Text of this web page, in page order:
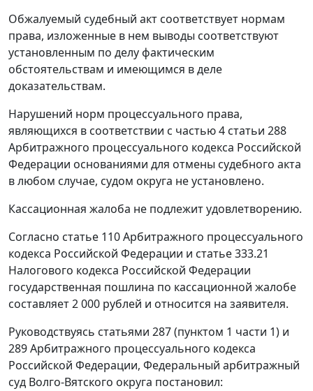
Обжалуемый судебный акт соответствует нормам
права, изложенные в нем выводы соответствуют
установленным по делу фактическим
обстоятельствам и имеющимся в деле
доказательствам.
Нарушений норм процессуального права,
являющихся в соответствии с частью 4 статьи 288
Арбитражного процессуального кодекса Российской
Федерации основаниями для отмены судебного акта
в любом случае, судом округа не установлено.
Кассационная жалоба не подлежит удовлетворению.
Согласно статье 110Арбитражного процессуального
кодекса Российской Федерации и статье 333.21
Налогового кодекса Российской Федерации
государственная пошлина по кассационной жалобе
составляет 2 000 рублей и относится на заявителя.
Руководствуясь статьями 287 (пунктом 1 части 1) и
289Арбитражного процессуального кодекса
Российской Федерации, Федеральный арбитражный
суд Волго-Вятского округа постановил: